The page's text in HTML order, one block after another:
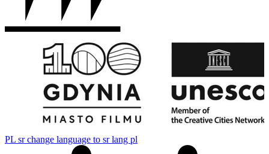
PL sr change language to sr lang pl